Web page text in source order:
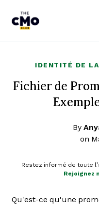
IDENTITÉ DE
Fichier de
By
on
Restez informé de toute
Rejoignez
Qu'est-ce qu'une